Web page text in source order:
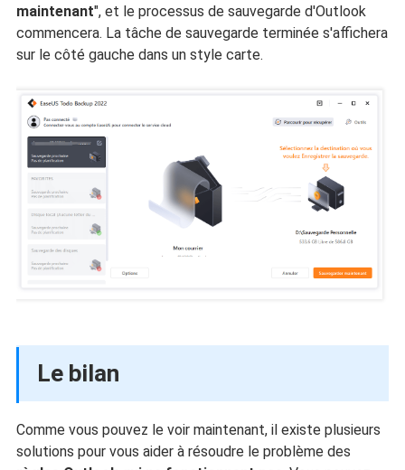
maintenant", et le processus de sauvegarde d'Outlook
commencera. La tâche de sauvegarde terminée s'affichera
sur le côté gauche dans un style carte.
Le bilan
Comme vous pouvez le voir maintenant, il existe plusieurs
solutions pour vous aider à résoudre le problème des